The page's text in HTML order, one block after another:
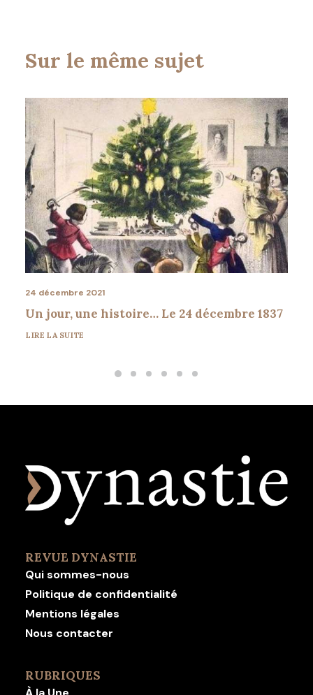
Sur le même sujet
24 décembre 2021
Un jour, une histoire… Le 24 décembre 1837
LIRE LA SUITE
REVUE DYNASTIE
Qui sommes-nous
Politique de confidentialité
Mentions légales
Nous contacter
RUBRIQUES